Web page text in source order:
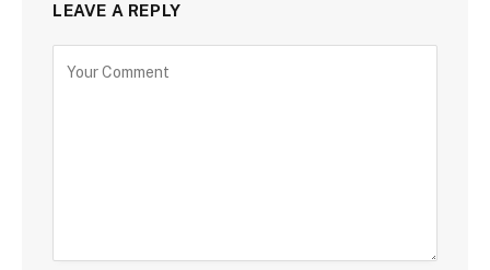
LEAVE A REPLY